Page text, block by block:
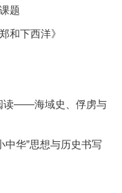
题
和下西洋》
读——海域史、俘虏与
中华”思想与历史书写